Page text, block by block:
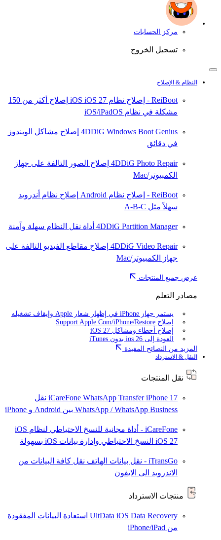
مركز الحسابات
تسجيل الخروج
النظام & الإصلاح
ReiBoot - إصلاح نظام iOS iOS 27
إصلاح أكثر من 150
مشكلة في نظام iOS/iPadOS
4DDiG Windows Boot Genius إصلاح مشاكل الويندوز
في دقائق
4DDiG Photo Repair إصلاح الصور التالفة على جهاز
الكمبيوتر/Mac
ReiBoot - إصلاح نظام Android
إصلاح نظام أندرويد
سهلاً مثل A-B-C
4DDiG Partition Manager أداة نقل النظام سهلة وآمنة
4DDiG Video Repair إصلاح مقاطع الفيديو التالفة على
جهاز الكمبيوتر/Mac
عرض جميع المنتجات
مصادر التعلم
يستمر جهاز iPhone في إظهار شعار Apple وإيقاف تشغيله
إصلاح Support Apple Com/iPhone/Restore
إصلاح أخطاء ومشاكل iOS 27
العودة إلى ios 26 بدون iTunes
المزيد من النصائح المفيدة
النقل & الاسترداد
نقل المنتجات
iCareFone WhatsApp TransferiPhone 17
نقل
WhatsApp / WhatsApp Business بين Android و iPhone
iCareFone - أداة مجانية للنسخ الاحتياطي لنظام iOS
iOS 27 النسخ الاحتياطي وإدارة بيانات iOS بسهولة
iTransGo - نقل بيانات الهاتف
نقل كافة البيانات من
الاندرويد الى الايفون
منتجات الاسترداد
UltData iOS Data Recovery استعادة البيانات المفقودة
من iPhone/iPad